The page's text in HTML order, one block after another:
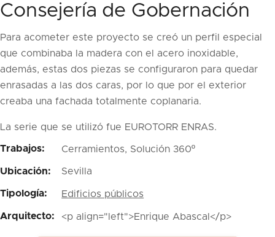
Consejería de Gobernación
Para acometer este proyecto se creó un perfil especial
que combinaba la madera con el acero inoxidable,
además, estas dos piezas se configuraron para quedar
enrasadas a las dos caras, por lo que por el exterior
creaba una fachada totalmente coplanaria.
La serie que se utilizó fue EUROTORR ENRAS.
Trabajos: Cerramientos, Solución 360º
Ubicación: Sevilla
Tipología: Edificios públicos
Arquitecto: <p align="left">Enrique Abascal</p>